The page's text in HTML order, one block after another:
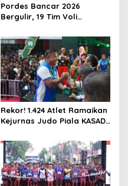
Pordes Bancar 2026
Bergulir, 19 Tim Voli
Rekor! 1.424 Atlet Ramaikan
Kejurnas Judo Piala KASAD
Juara untuk Indonesia